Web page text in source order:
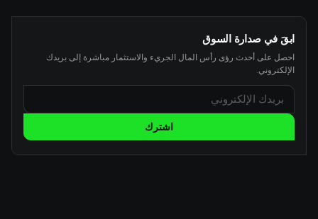
ابقَ في صدارة السوق
احصل على أحدث رؤى رأس المال الجريء والاستثمار مباشرة إلى بريدك
الإلكتروني.
اشترك